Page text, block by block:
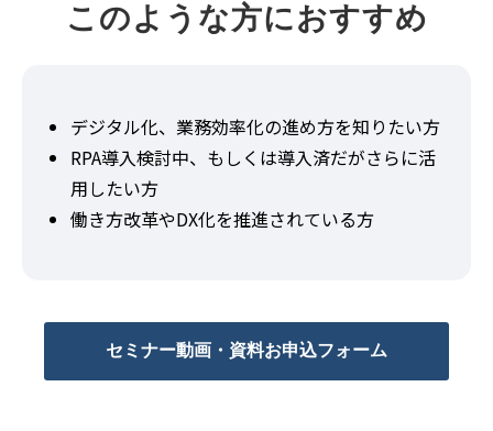
このような方におすすめ
デジタル化、業務効率化の進め方を知りたい方
RPA導入検討中、もしくは導入済だがさらに活
用したい方
働き方改革やDX化を推進されている方
セミナー動画・資料お申込フォーム